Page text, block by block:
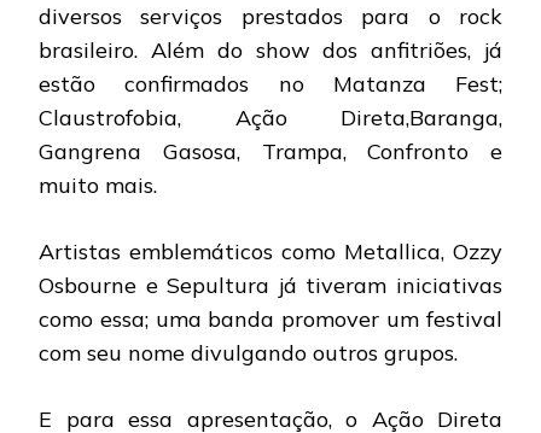
diversos serviços prestados para o rock
brasileiro. Além do show dos anfitriões, já
estão confirmados no Matanza Fest;
Claustrofobia, Ação Direta,Baranga,
Gangrena Gasosa, Trampa, Confronto e
muito mais.
Artistas emblemáticos como Metallica, Ozzy
Osbourne e Sepultura já tiveram iniciativas
como essa; uma banda promover um festival
com seu nome divulgando outros grupos.
E para essa apresentação, o Ação Direta